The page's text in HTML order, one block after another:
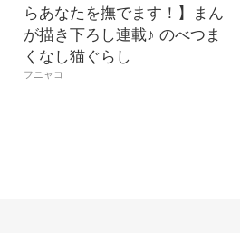
らあなたを撫でます！】まん
が描き下ろし連載♪ のべつま
くなし猫ぐらし
フニャコ